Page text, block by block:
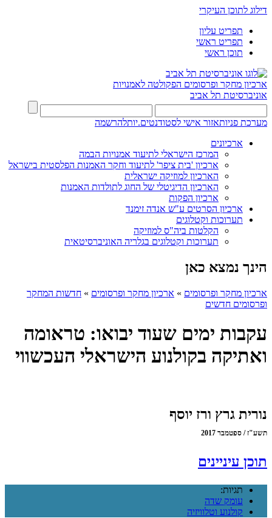
דילוג לתוכן העיקרי
תפריט עליון
תפריט ראשי
תוכן ראשי
ארכיון מחקר ופרסומים הפקולטה לאמנויות
אוניברסיטת תל אביב
מערכת פניותאזור אישי לסטודנטים.יותלהרשמה
ארכיונים
המרכז הישראלי לתיעוד אמנויות הבמה
ארכיון 'בית ציפר' לתיעוד וחקר האמנות הפלסטית בישראל
הארכיון למוזיקה ישראלית
הארכיון הדיגיטלי של החוג לתולדות האמנות
ארכיון הפקות
ארכיון הסרטים ע"ש אנדה זימנד
תערוכות וקטלוגים
הקלטות ביה"ס למוזיקה
תערוכות וקטלוגים בגלריה האוניברסיטאית
הינך נמצא כאן
ארכיון מחקר ופרסומים » ארכיון מחקר ופרסומים » חדשות המחקר
ופרסומים חדשים
עקבות ימים שעוד יבואו: טראומה
ואתיקה בקולנוע הישראלי העכשווי
נורית גרץ ורז יוסף
תשע"ז / ספטמבר 2017
תוכן עיניינים
תגיות:
עומק שדה
קולנוע וטלוויזיה